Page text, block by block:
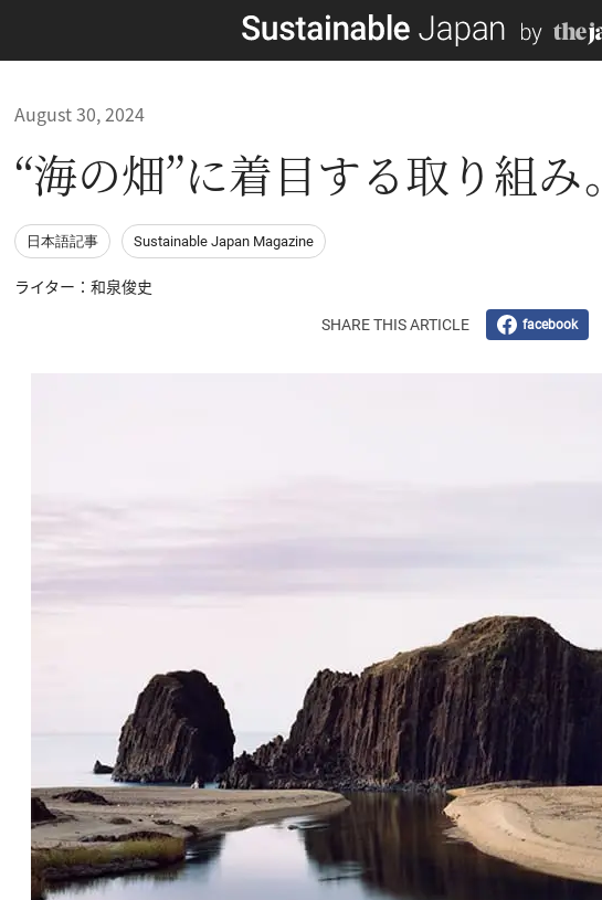
August 30, 2024
“海の畑”に着目する取り組み。
日本語記事 Sustainable Japan Magazine
ライター：和泉俊史
SHARE THIS ARTICLE facebook